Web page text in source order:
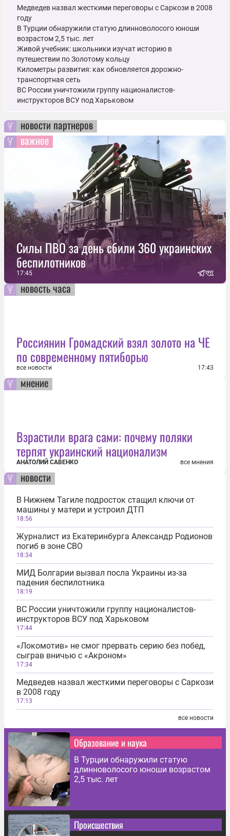
Медведев назвал жесткими переговоры с Саркози в 2008
году
В Турции обнаружили статую длинноволосого юноши
возрастом 2,5 тыс. лет
Живой учебник: школьники изучат историю в
путешествии по Золотому кольцу
Километры развития: как обновляется дорожно-
транспортная сеть
ВС России уничтожили группу националистов-
инструкторов ВСУ под Харьковом
новости партнеров
важное
Силы ПВО за день сбили 360 украинских
беспилотников
17:45
новость часа
Россиянин Громадский взял золото на ЧЕ
по современному пятиборью
все новости 17:43
мнение
Взрастили врага сами: почему поляки
терпят украинский национализм
АНАТОЛИЙ САВЕНКО все мнения
новости
В Нижнем Тагиле подросток стащил ключи от
машины у матери и устроил ДТП
18:56
Журналист из Екатеринбурга Александр Родионов
погиб в зоне СВО
18:34
МИД Болгарии вызвал посла Украины из-за
падения беспилотника
18:19
ВС России уничтожили группу националистов-
инструкторов ВСУ под Харьковом
17:44
«Локомотив» не смог прервать серию без побед,
сыграв вничью с «Акроном»
17:34
Медведев назвал жесткими переговоры с Саркози
в 2008 году
17:13
все новости
Образование и наука
В Турции обнаружили статую
длинноволосого юноши возрастом
2,5 тыс. лет
Происшествия